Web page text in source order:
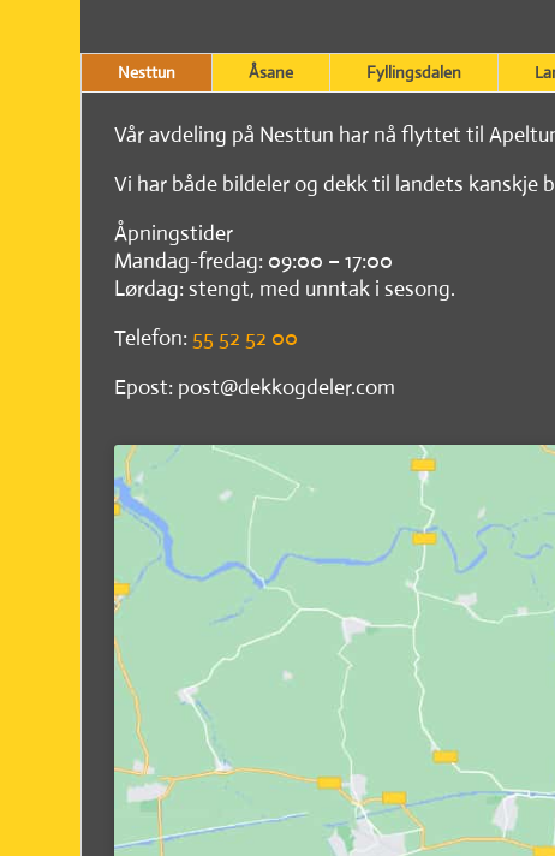
Nesttun Åsane Fyllingsdalen
Vår avdeling på Nesttun har nå flyttet til
Vi har både bildeler og dekk til landets kanskje
Åpningstider
Mandag-fredag: 09:00 – 17:00
Lørdag: stengt, med unntak i sesong.
Telefon: 55 52 52 00
Epost: post@dekkogdeler.com